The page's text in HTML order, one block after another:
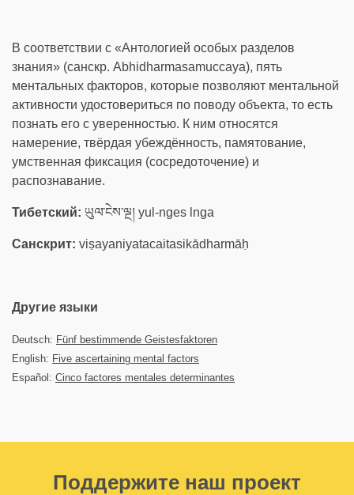
В соответствии с «Антологией особых разделов
знания» (санскр. Abhidharmasamuccaya), пять
ментальных факторов, которые позволяют ментальной
активности удостовериться по поводу объекта, то есть
познать его с уверенностью. К ним относятся
намерение, твёрдая убеждённость, памятование,
умственная фиксация (сосредоточение) и
распознавание.
Тибетский: ཡུལ་ངེས་ལྔ། yul-nges lnga
Санскрит: viṣayaniyatacaitasikādharmāḥ
Другие языки
Deutsch: Fünf bestimmende Geistesfaktoren
English: Five ascertaining mental factors
Español: Cinco factores mentales determinantes
Поддержите наш проект